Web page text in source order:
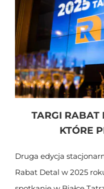
TARGI RABAT
KTÓRE
Druga edycja
Rabat Detal w 2025